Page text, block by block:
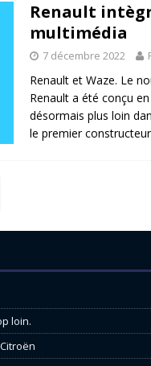
Renault
multimédia
7 décembre 2022
Renault et Waze. Le
Renault a été conçu
désormais plus loin
le premier
loin.